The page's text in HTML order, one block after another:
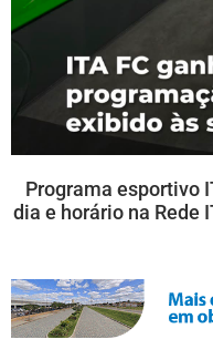
Programa esportivo
dia e horário na Rede